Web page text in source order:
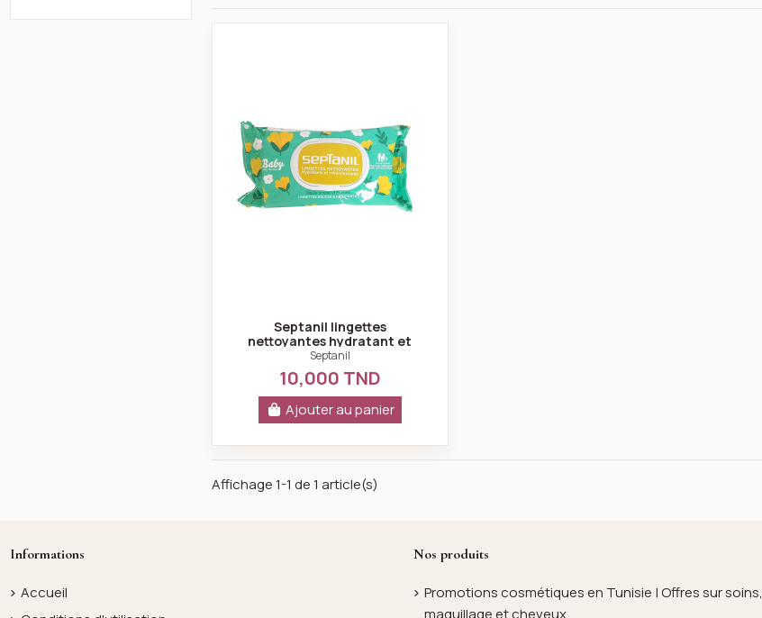
Septanil lingettes
nettoyantes hydratant et
rafraichissement
Septanil
10,000 TND
Ajouter au panier
Affichage 1-1 de 1 article(s)
Informations
Accueil
Nos produits
Promotions cosmétiques en Tunisie | Offres sur soins,
maquillage et cheveux